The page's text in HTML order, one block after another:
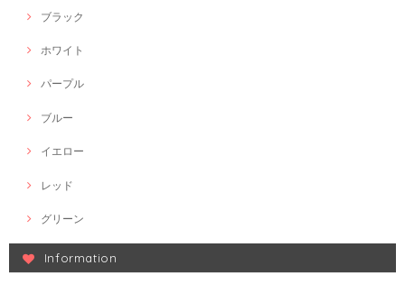
ブラック
ホワイト
パープル
ブルー
イエロー
レッド
グリーン
Information